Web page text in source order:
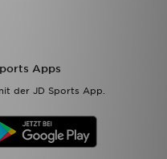
Apps
der JD Sports App.